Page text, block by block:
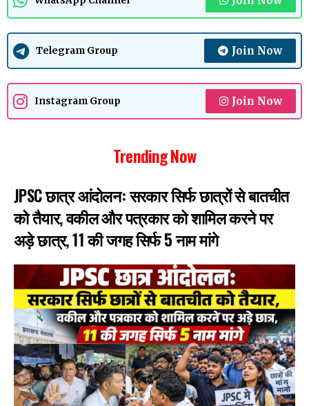
Telegram Group Join Now
Instagram Group Join Now
Trending Now
JPSC छात्र आंदोलनः सरकार सिर्फ छात्रों से बातचीत
को तैयार, वकील और पत्रकार को शामिल करने पर
अड़े छात्र, 11 की जगह सिर्फ 5 नाम मांगे